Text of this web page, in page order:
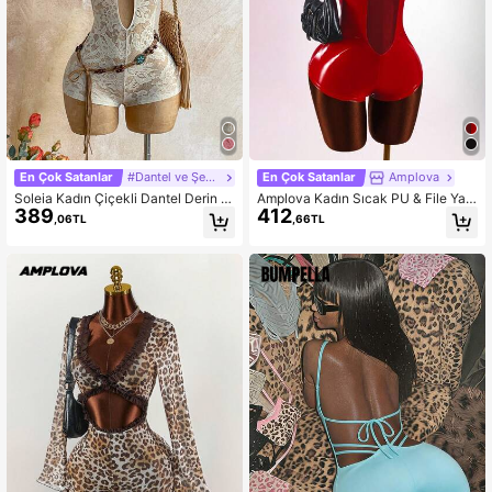
En Çok Satanlar #Dantel ve Şeffaf Modeller
Soleia Kadın Çiçekli Dantel Derin V
Yaka Seksi Askılı Tulum
389 ,06TL
En Çok Satanlar Amplova
Amplova Kadın Sıcak PU & File Yam
a Sokak Stili Tulum
412 ,66TL